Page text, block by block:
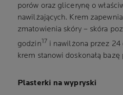
porów oraz glicerynę o
nawilżających. Krem
zmatowienia skóry – skóra
godzin17 i nawilżona przez 24
krem stanowi doskonałą
Plasterki na wypryski